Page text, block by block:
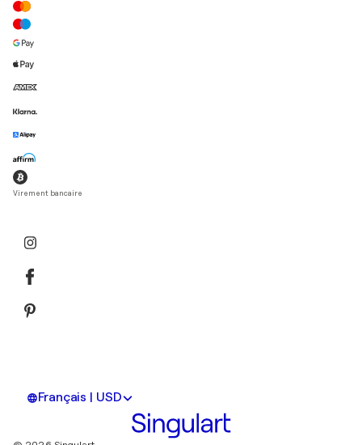
Virement bancaire
Français | USD